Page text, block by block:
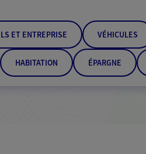
ET ENTREPRISE VÉHICULES
HABITATION ÉPARGNE